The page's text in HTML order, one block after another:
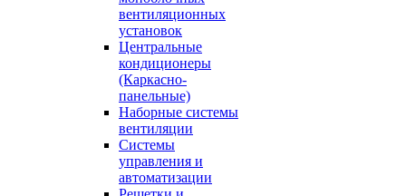
вентиляционных
установок
Центральные
кондиционеры
(Каркасно-
панельные)
Наборные системы
вентиляции
Системы
управления и
автоматизации